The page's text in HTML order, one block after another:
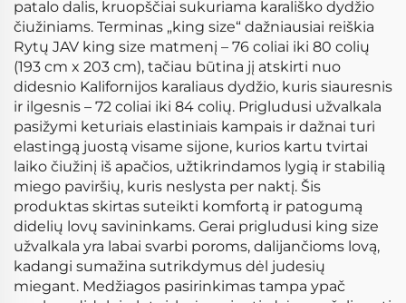
patalo dalis, kruopščiai sukuriama karališko dydžio
čiužiniams. Terminas „king size“ dažniausiai reiškia
Rytų JAV king size matmenį – 76 coliai iki 80 colių
(193 cm x 203 cm), tačiau būtina jį atskirti nuo
didesnio Kalifornijos karaliaus dydžio, kuris siauresnis
ir ilgesnis – 72 coliai iki 84 colių. Prigludusi užvalkala
pasižymi keturiais elastiniais kampais ir dažnai turi
elastingą juostą visame sijone, kurios kartu tvirtai
laiko čiužinį iš apačios, užtikrindamos lygią ir stabilią
miego paviršių, kuris neslysta per naktį. Šis
produktas skirtas suteikti komfortą ir patogumą
didelių lovų savininkams. Gerai prigludusi king size
užvalkala yra labai svarbi poroms, dalijančioms lovą,
kadangi sumažina sutrikdymus dėl judesių
miegant. Medžiagos pasirinkimas tampa ypač